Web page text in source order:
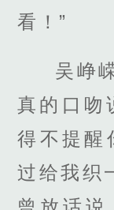
看！”
吴峥
真的口吻
得不提醒
过给我织